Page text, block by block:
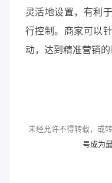
灵活地设置，有利
行控制。商家可以
动，达到精准营销的
未经允许不得转载，或
号成为